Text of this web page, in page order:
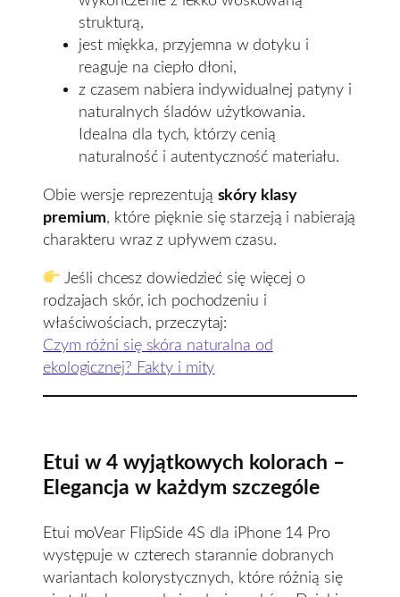
strukturą,
jest miękka, przyjemna w dotyku i
reaguje na ciepło dłoni,
z czasem nabiera indywidualnej patyny i
naturalnych śladów użytkowania.
Idealna dla tych, którzy cenią
naturalność i autentyczność materiału.
Obie wersje reprezentują skóry klasy
premium, które pięknie się starzeją i nabierają
charakteru wraz z upływem czasu.
Jeśli chcesz dowiedzieć się więcej o
rodzajach skór, ich pochodzeniu i
właściwościach, przeczytaj:
Czym różni się skóra naturalna od
ekologicznej? Fakty i mity
Etui w 4 wyjątkowych kolorach –
Elegancja w każdym szczególe
Etui moVear FlipSide 4S dla iPhone 14 Pro
występuje w czterech starannie dobranych
wariantach kolorystycznych, które różnią się